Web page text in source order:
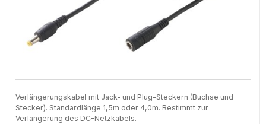
Verlängerungskabel mit Jack- und Plug-Steckern (Buchse und
Stecker). Standardlänge 1,5m oder 4,0m. Bestimmt zur
Verlängerung des DC-Netzkabels.